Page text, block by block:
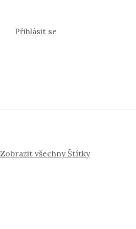
Přihlásit se
Zobrazit všechny Štítky